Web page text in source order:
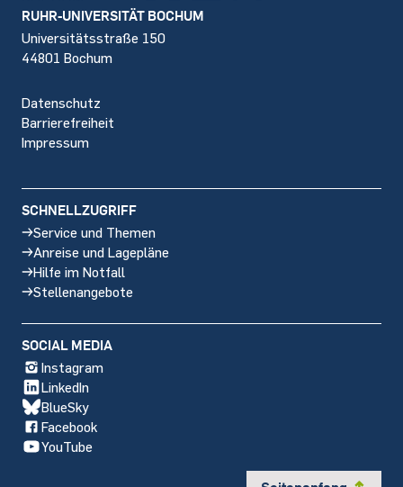
Footer
RUHR-UNIVERSITÄT BOCHUM
Universitätsstraße 150
44801 Bochum
Datenschutz
Barrierefreiheit
Impressum
SCHNELLZUGRIFF
Service und Themen
Anreise und Lagepläne
Hilfe im Notfall
Stellenangebote
SOCIAL MEDIA
Instagram
LinkedIn
BlueSky
Facebook
YouTube